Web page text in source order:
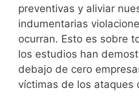
preventivas y aliviar
indumentarias
ocurran. Esto es sobre
los estudios han
debajo de cero
víctimas de los ataques